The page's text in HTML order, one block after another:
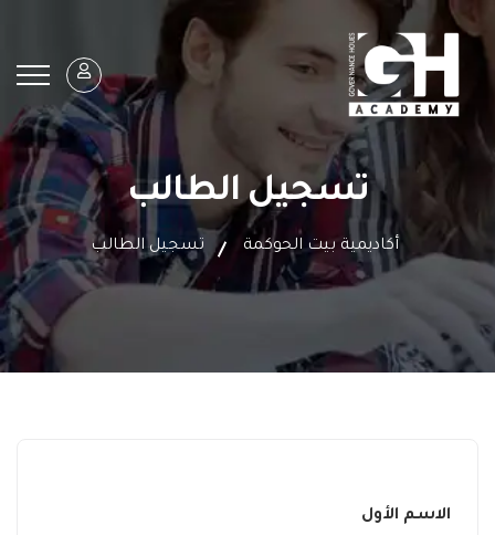
تسجيل الطالب
أكاديمية بيت الحوكمة تسجيل الطالب
الاسم الأول